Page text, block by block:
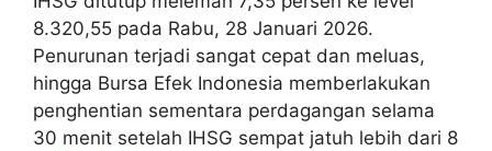
8.320,55 pada Rabu, 28 Januari 2026.
Penurunan terjadi sangat cepat dan meluas,
hingga Bursa Efek Indonesia memberlakukan
penghentian sementara perdagangan selama
30 menit setelah IHSG sempat jatuh lebih dari 8